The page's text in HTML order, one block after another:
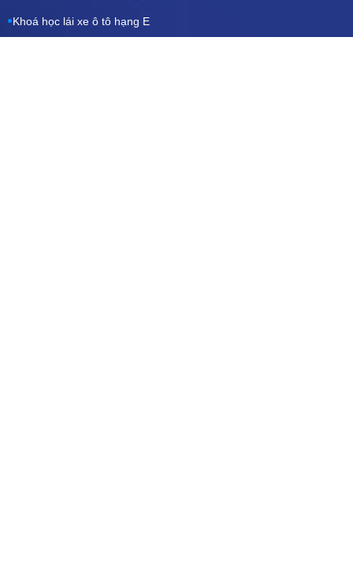
Khoá học lái xe ô tô hạng E